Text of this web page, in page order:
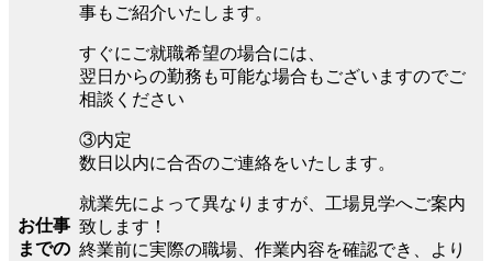
お仕事
までの
事もご紹介いたします。
すぐにご就職希望の場合には、
翌日からの勤務も可能な場合もございますのでご
相談ください
③内定
数日以内に合否のご連絡をいたします。
就業先によって異なりますが、工場見学へご案内
致します！
終業前に実際の職場、作業内容を確認でき、より